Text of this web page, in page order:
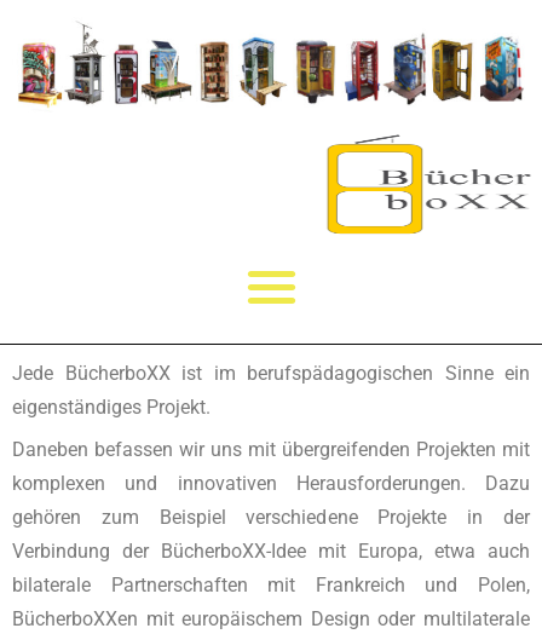
Jede BücherboXX ist im berufspädagogischen Sinne ein
eigenständiges Projekt.
Daneben befassen wir uns mit übergreifenden Projekten mit
komplexen und innovativen Herausforderungen. Dazu
gehören zum Beispiel verschiedene Projekte in der
Verbindung der BücherboXX-Idee mit Europa, etwa auch
bilaterale Partnerschaften mit Frankreich und Polen,
BücherboXXen mit europäischem Design oder multilaterale